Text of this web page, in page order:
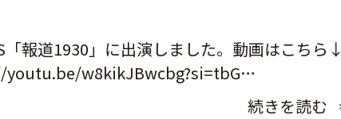
「報道1930」に出演しました。動画はこちら↓
w8kikJBwcbg?si=tbG…
続きを読む